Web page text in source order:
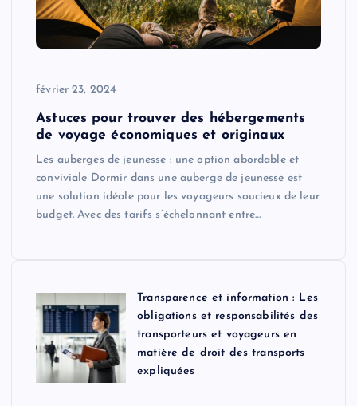
février 23, 2024
Astuces pour trouver des hébergements
de voyage économiques et originaux
Les auberges de jeunesse : une option abordable et
conviviale Dormir dans une auberge de jeunesse est
une solution idéale pour les voyageurs soucieux de leur
budget. Avec des tarifs s’échelonnant entre…
Transparence et information : Les
obligations et responsabilités des
transporteurs et voyageurs en
matière de droit des transports
expliquées